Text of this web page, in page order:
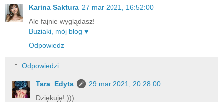
Karina Saktura 27 mar 2021, 16:52:00
Ale fajnie wyglądasz!
Buziaki, mój blog ♥
Odpowiedz
Odpowiedzi
Tara_Edyta
29 mar 2021, 20:28:00
Dziękuję!:)))